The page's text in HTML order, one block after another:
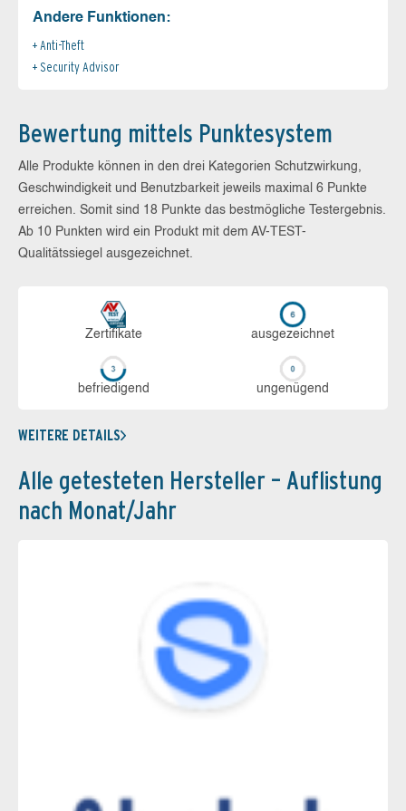
Andere Funktionen:
Anti-Theft
Security Advisor
Bewertung mittels Punktesystem
Alle Produkte können in den drei Kategorien Schutzwirkung,
Geschwindigkeit und Benutzbarkeit jeweils maximal 6 Punkte
erreichen. Somit sind 18 Punkte das bestmögliche Testergebnis.
Ab 10 Punkten wird ein Produkt mit dem AV-TEST-
Qualitätssiegel ausgezeichnet.
Zerti­fikate aus­ge­zeich­net
be­frie­di­gend un­ge­nü­gend
WEITERE DETAILS
Alle getesteten Hersteller – Auflistung
nach Monat/Jahr